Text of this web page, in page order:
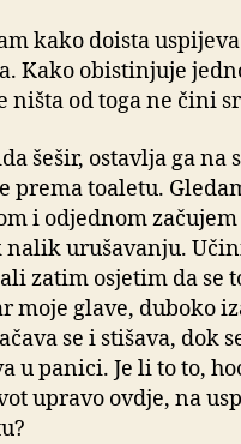
kako doista
Kako obistinjuje
ništa od toga ne čini
šešir, ostavlja ga na
prema toaletu.
i odjednom
nalik urušavanju.
zatim osjetim da se
moje glave, duboko
se i stišava, dok
u panici. Je li to to,
upravo ovdje, na